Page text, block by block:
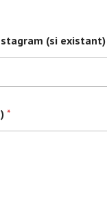
(si existant)
*